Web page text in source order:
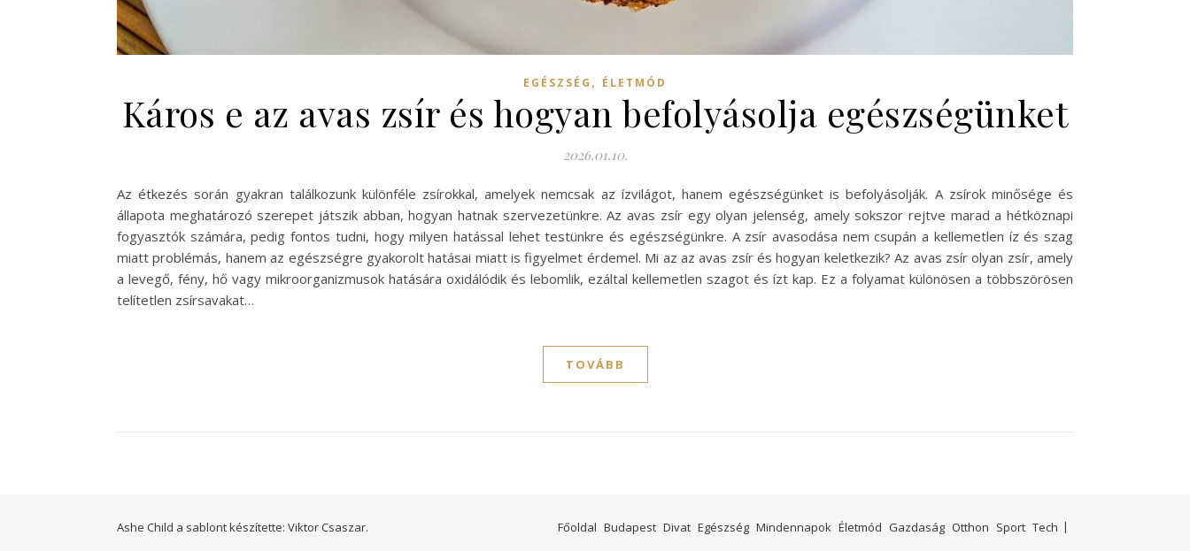
EGÉSZSÉG , ÉLETMÓD
Káros e az avas zsír és hogyan befolyásolja egészségünket
2026.01.10.
Az étkezés során gyakran találkozunk különféle zsírokkal, amelyek nemcsak az ízvilágot, hanem egészségünket is befolyásolják. A zsírok minősége és
állapota meghatározó szerepet játszik abban, hogyan hatnak szervezetünkre. Az avas zsír egy olyan jelenség, amely sokszor rejtve marad a hétköznapi
fogyasztók számára, pedig fontos tudni, hogy milyen hatással lehet testünkre és egészségünkre. A zsír avasodása nem csupán a kellemetlen íz és szag
miatt problémás, hanem az egészségre gyakorolt hatásai miatt is figyelmet érdemel. Mi az az avas zsír és hogyan keletkezik? Az avas zsír olyan zsír, amely
a levegő, fény, hő vagy mikroorganizmusok hatására oxidálódik és lebomlik, ezáltal kellemetlen szagot és ízt kap. Ez a folyamat különösen a többszörösen
telítetlen zsírsavakat…
TOVÁBB
Főoldal Budapest Divat Egészség Mindennapok Életmód Gazdaság Otthon Sport Tech
Ashe Child a sablont készítette: Viktor Csaszar.